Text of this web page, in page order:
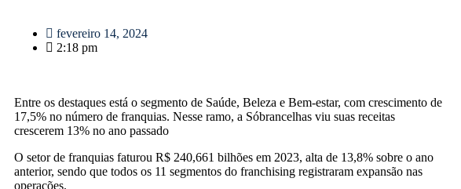
fevereiro 14, 2024
2:18 pm
Entre os destaques está o segmento de Saúde, Beleza e Bem-estar, com crescimento de
17,5% no número de franquias. Nesse ramo, a Sóbrancelhas viu suas receitas
crescerem 13% no ano passado
O setor de franquias faturou R$ 240,661 bilhões em 2023, alta de 13,8% sobre o ano
anterior, sendo que todos os 11 segmentos do franchising registraram expansão nas
operações.